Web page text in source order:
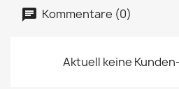
Kommentare (0)
Aktuell keine